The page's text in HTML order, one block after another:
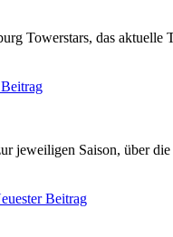
Towerstars, das aktuelle
jeweiligen Saison, über